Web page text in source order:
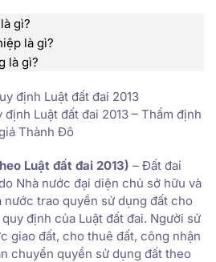
gì?
là gì?
là gì?
Luật đất đai 2013 – Thẩm định
Thành Đô
Luật đất đai 2013) – Đất đai
Nhà nước đại diện chủ sở hữu và
nước trao quyền sử dụng đất cho
định của Luật đất đai. Người sử
giao đất, cho thuê đất, công nhận
chuyển quyền sử dụng đất theo